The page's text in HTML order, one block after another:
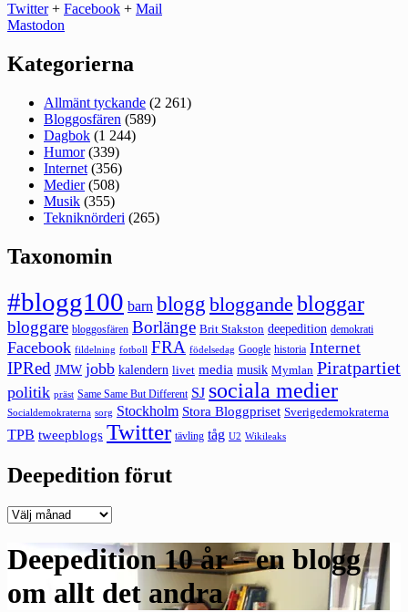
Twitter+ Facebook + Mail
Mastodon
Kategorierna
Allmänt tyckande (2 261)
Bloggosfären (589)
Dagbok (1 244)
Humor(339)
Internet (356)
Medier(508)
Musik (355)
Tekniknörderi (265)
Taxonomin
#blogg100 barn blogg bloggande bloggar
bloggare bloggosfären Borlänge Brit Stakston deepedition demokrati
Facebook fildelning fotboll FRA födelsedag Google historia Internet
IPRed JMW jobb kalendern livet media musik Mymlan Piratpartiet
politik präst Same Same But Different SJ sociala medier
Socialdemokraterna sorg Stockholm Stora Bloggpriset Sverigedemokraterna
TPB tweepblogs Twitter tävling tåg U2 Wikileaks
Deepedition förut
Deepedition
Deepedition 10 år – en blogg
om allt det andra